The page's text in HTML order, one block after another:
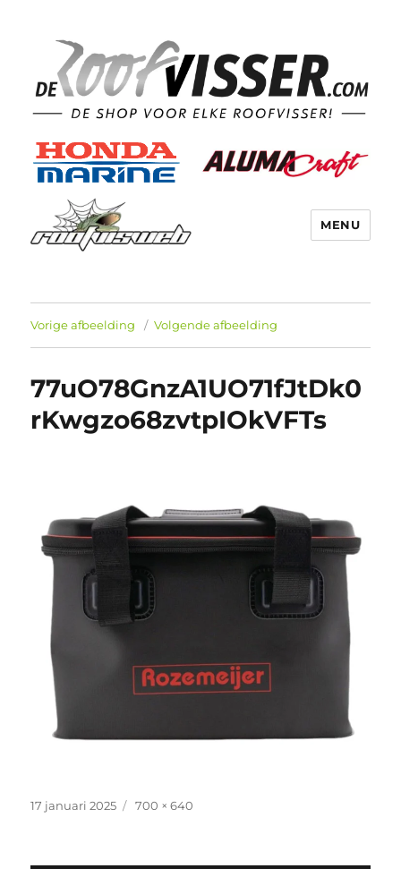
MENU
Vorige afbeelding Volgende afbeelding
77uO78GnzA1UO71fJtDk0
rKwgzo68zvtpIOkVFTs
Geplaatst
17 januari 2025
Volledige
700 × 640